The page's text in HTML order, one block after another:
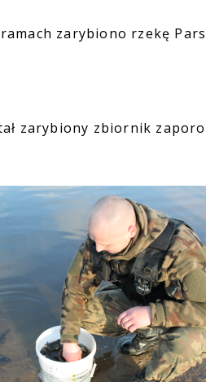
zarybiono rzekę
zarybiony zbiornik